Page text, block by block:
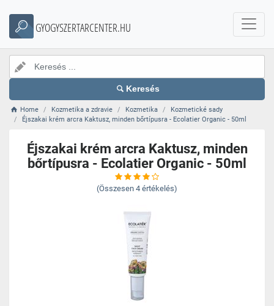
GYOGYSZERTARCENTER.HU
Keresés
Home Kozmetika a zdravie Kozmetika
Kozmetické sady
Éjszakai krém arcra Kaktusz, minden bőrtípusra - Ecolatier Organic - 50ml
Éjszakai krém arcra Kaktusz, minden
bőrtípusra - Ecolatier Organic - 50ml
(Összesen 4 értékelés)